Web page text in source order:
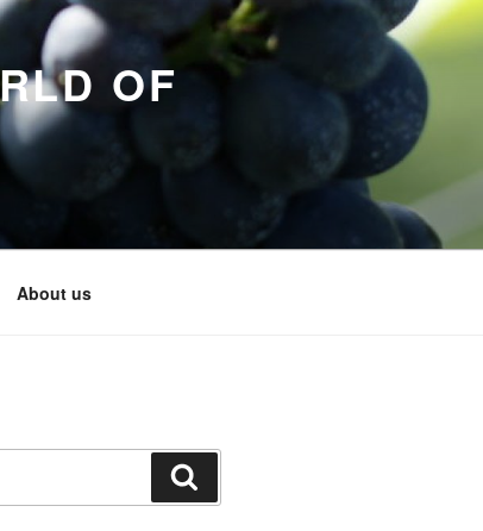
OF
About us